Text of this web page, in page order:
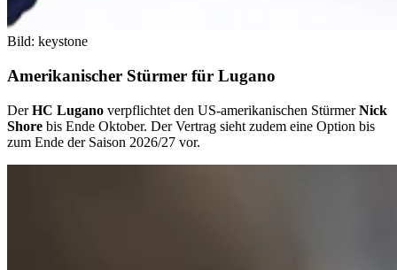
Bild: keystone
Amerikanischer Stürmer für Lugano
DerHC Lugano verpflichtet den US-amerikanischen StürmerNick
Shore bis Ende Oktober. Der Vertrag sieht zudem eine Option bis
zum Ende der Saison 2026/27 vor.